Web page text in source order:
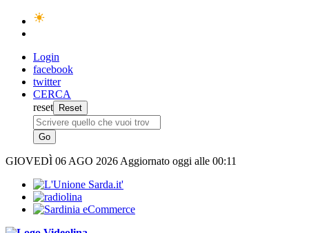
Login
facebook
twitter
CERCA
reset
GIOVEDÌ 06 AGO 2026 Aggiornato oggi alle 00:11